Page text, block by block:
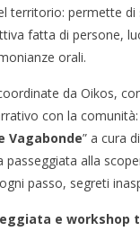
territorio: permette
fatta di persone,
orali.
da Oikos,
con la comunità:
Vagabonde” a cura
alla
passo, segreti
e workshop